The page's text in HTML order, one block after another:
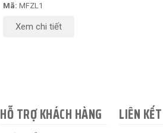
Mã: MFZL1
Xem chi tiết
HỖ TRỢ KHÁCH HÀNG LIÊN